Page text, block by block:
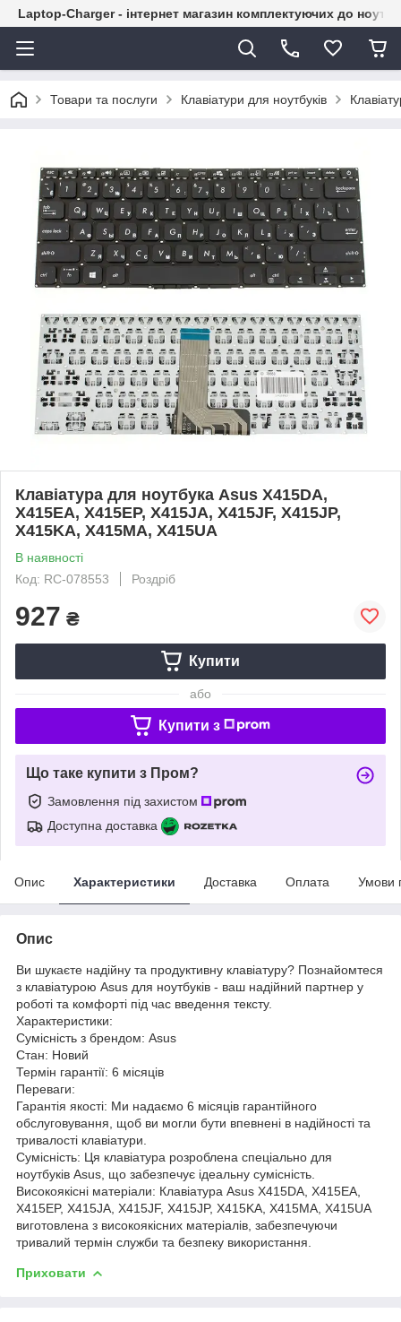
Laptop-Charger - інтернет магазин комплектуючих до
Товари та послуги Клавіатури для ноутбуків
Клавіатура для ноутбука Asus X415DA,
X415EA, X415EP, X415JA, X415JF, X415JP,
X415KA, X415MA, X415UA
В наявності
Код: RC-078553
Роздріб
927 ₴
Купити
або
Купити з
Що таке купити з Пром?
Замовлення під захистом
Доступна доставка
Опис Характеристики Доставка Оплата Умови
Опис
Ви шукаєте надійну та продуктивну клавіатуру? Познайомтеся
з клавіатурою Asus для ноутбуків - ваш надійний партнер у
роботі та комфорті під час введення тексту.
Характеристики:
Сумісність з брендом: Asus
Стан: Новий
Термін гарантії: 6 місяців
Переваги:
Гарантія якості: Ми надаємо 6 місяців гарантійного
обслуговування, щоб ви могли бути впевнені в надійності та
тривалості клавіатури.
Сумісність: Ця клавіатура розроблена спеціально для
ноутбуків Asus, що забезпечує ідеальну сумісність.
Високоякісні матеріали: Клавіатура Asus X415DA, X415EA,
X415EP, X415JA, X415JF, X415JP, X415KA, X415MA, X415UA
виготовлена з високоякісних матеріалів, забезпечуючи
тривалий термін служби та безпеку використання.
Приховати